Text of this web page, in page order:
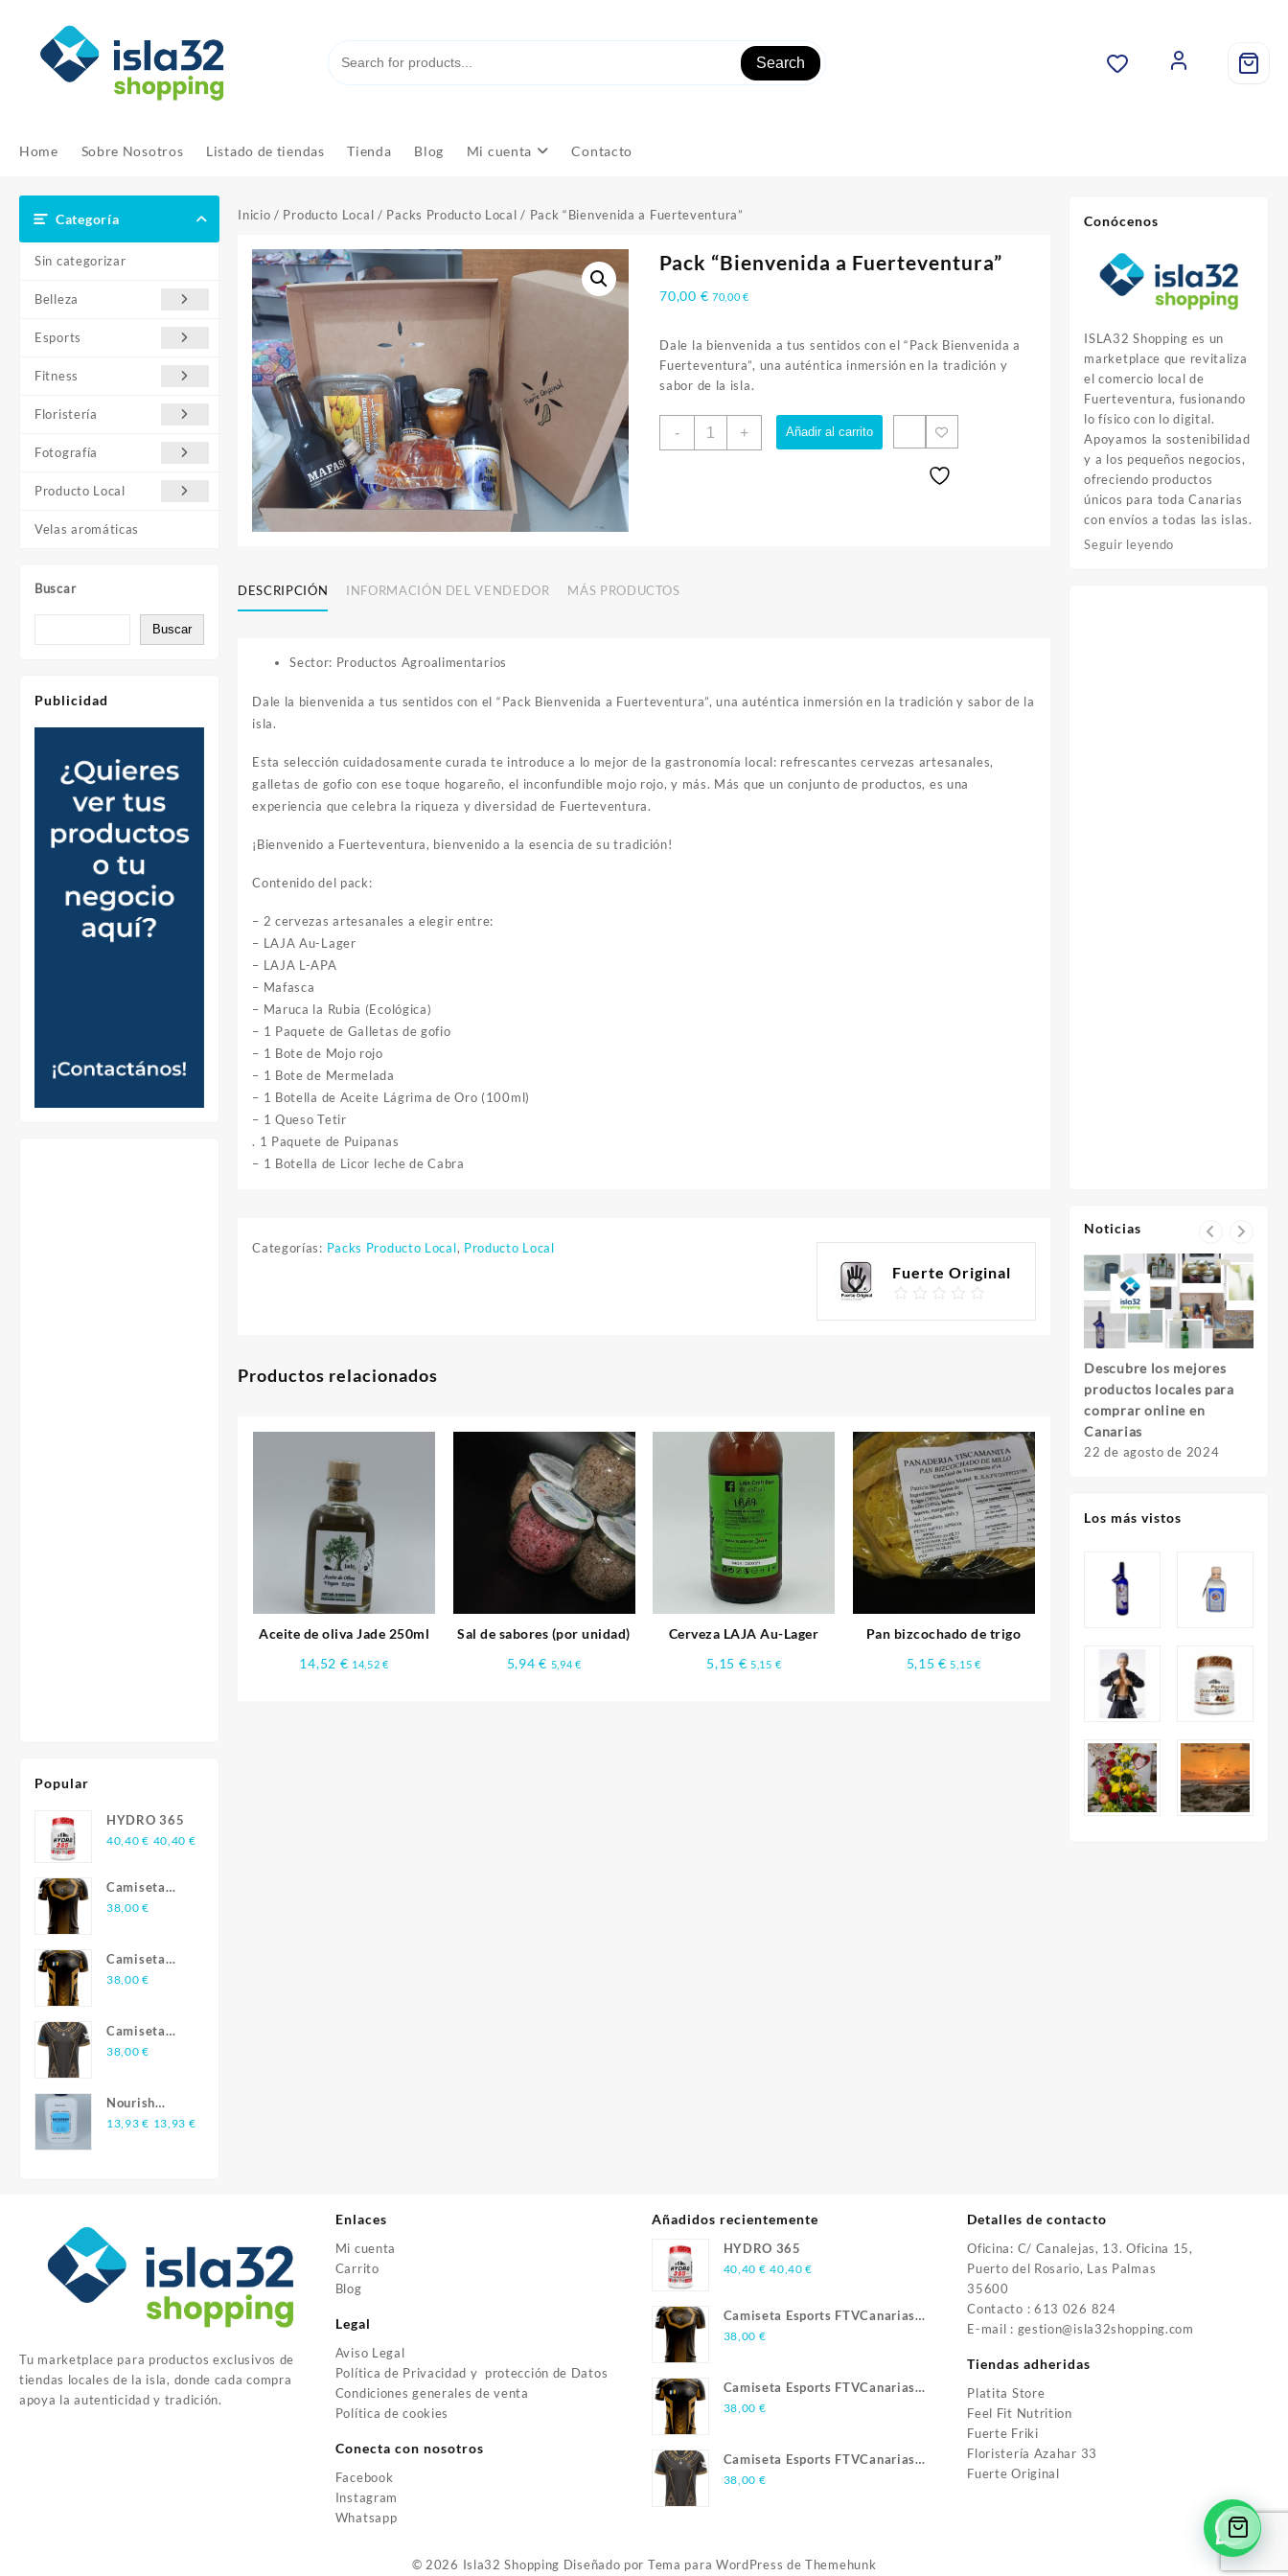
contenido
Search
Home Sobre Nosotros Listado de tiendas Tienda Blog Mi cuenta Contacto
Categoría
Sin categorizar
Belleza
Esports
Fitness
Floristería
Fotografía
Producto Local
Velas aromáticas
Buscar
Buscar
Publicidad
Popular
HYDRO 365
40,40€ 40,40 €
Camiseta
Esports
38,00€
Camiseta
Esports
38,00€
Camiseta
Esports
38,00€
Nourish
champú
13,93€ 13,93 €
Inicio / Producto Local / Packs Producto Local / Pack “Bienvenida a Fuerteventura”
Pack “Bienvenida a Fuerteventura”
70,00 € 70,00€
Dale la bienvenida a tus sentidos con el “Pack Bienvenida a
Fuerteventura”, una auténtica inmersión en la tradición y
sabor de la isla.
-
Pack
+ Añadir al carrito
DESCRIPCIÓN INFORMACIÓN DEL VENDEDOR MÁS PRODUCTOS
Sector: Productos Agroalimentarios
Dale la bienvenida a tus sentidos con el “Pack Bienvenida a Fuerteventura”, una auténtica inmersión en la tradición y sabor de la
isla.
Esta selección cuidadosamente curada te introduce a lo mejor de la gastronomía local: refrescantes cervezas artesanales,
galletas de gofio con ese toque hogareño, el inconfundible mojo rojo, y más. Más que un conjunto de productos, es una
experiencia que celebra la riqueza y diversidad de Fuerteventura.
¡Bienvenido a Fuerteventura, bienvenido a la esencia de su tradición!
Contenido del pack:
– 2 cervezas artesanales a elegir entre:
– LAJA Au-Lager
– LAJA L-APA
– Mafasca
– Maruca la Rubia (Ecológica)
– 1 Paquete de Galletas de gofio
– 1 Bote de Mojo rojo
– 1 Bote de Mermelada
– 1 Botella de Aceite Lágrima de Oro (100ml)
– 1 Queso Tetir
. 1 Paquete de Puipanas
– 1 Botella de Licor leche de Cabra
Categorías: Packs Producto Local, Producto Local
Fuerte Original
Productos relacionados
Aceite de oliva Jade 250ml
14,52 € 14,52€
Sal de sabores (por unidad)
5,94€ 5,94€
Cerveza LAJA Au-Lager
5,15 € 5,15 €
Pan bizcochado de trigo
5,15€ 5,15 €
Conócenos
ISLA32 Shopping es un
marketplace que revitaliza
el comercio local de
Fuerteventura, fusionando
lo físico con lo digital.
Apoyamos la sostenibilidad
y a los pequeños negocios,
ofreciendo productos
únicos para toda Canarias
con envíos a todas las islas.
Seguir leyendo
Noticias
Descubre los mejores
productos locales para
comprar online en
Canarias
22 de agosto de 2024
Los más vistos
Tu marketplace para productos exclusivos de
tiendas locales de la isla, donde cada compra
apoya la autenticidad y tradición.
Enlaces
Mi cuenta
Carrito
Blog
Legal
Aviso Legal
Política de Privacidad y protección de Datos
Condiciones generales de venta
Política de cookies
Conecta con nosotros
Facebook
Instagram
Whatsapp
Añadidos recientemente
HYDRO 365
40,40 € 40,40€
Camiseta Esports FTVCanarias
Season 3
38,00 €
Camiseta Esports FTVCanarias
Season 2
38,00 €
Camiseta Esports FTVCanarias
Season 1
38,00 €
Detalles de contacto
Oficina: C/ Canalejas, 13. Oficina 15,
Puerto del Rosario, Las Palmas
35600
Contacto : 613 026 824
E-mail : gestion@isla32shopping.com
Tiendas adheridas
Platita Store
Feel Fit Nutrition
Fuerte Friki
Floristería Azahar 33
Fuerte Original
© 2026 Isla32 Shopping Diseñado por Tema para WordPress de Themehunk